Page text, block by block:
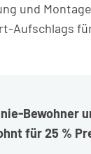
und
Aufschlags
Bewohner
für 25 %